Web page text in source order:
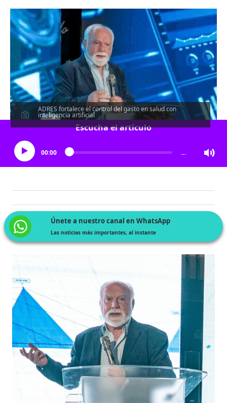
ADRES fortalece el control del gasto en salud con
inteligencia artificial
Escucha el artículo
00:00 …
Únete a nuestro canal en WhatsApp
Las noticias más importantes, al instante